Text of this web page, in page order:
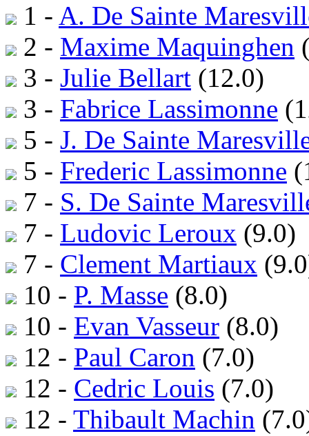
1 - A. De Sainte
2 - Maxime Maquinghen
3 - Julie Bellart (12.0)
3 - Fabrice Lassimonne
5 - J. De Sainte
5 - Frederic Lassimonne
7 - S. De Sainte
7 - Ludovic Leroux (9.0)
7 - Clement Martiaux
10 - P. Masse (8.0)
10 - Evan Vasseur (8.0)
12 - Paul Caron (7.0)
12 - Cedric Louis (7.0)
12 - Thibault Machin